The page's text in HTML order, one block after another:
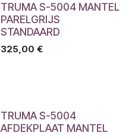
TRUMA S-5004 MANTEL
PARELGRIJS
STANDAARD
325,00 €
TRUMA S-5004
AFDEKPLAAT MANTEL